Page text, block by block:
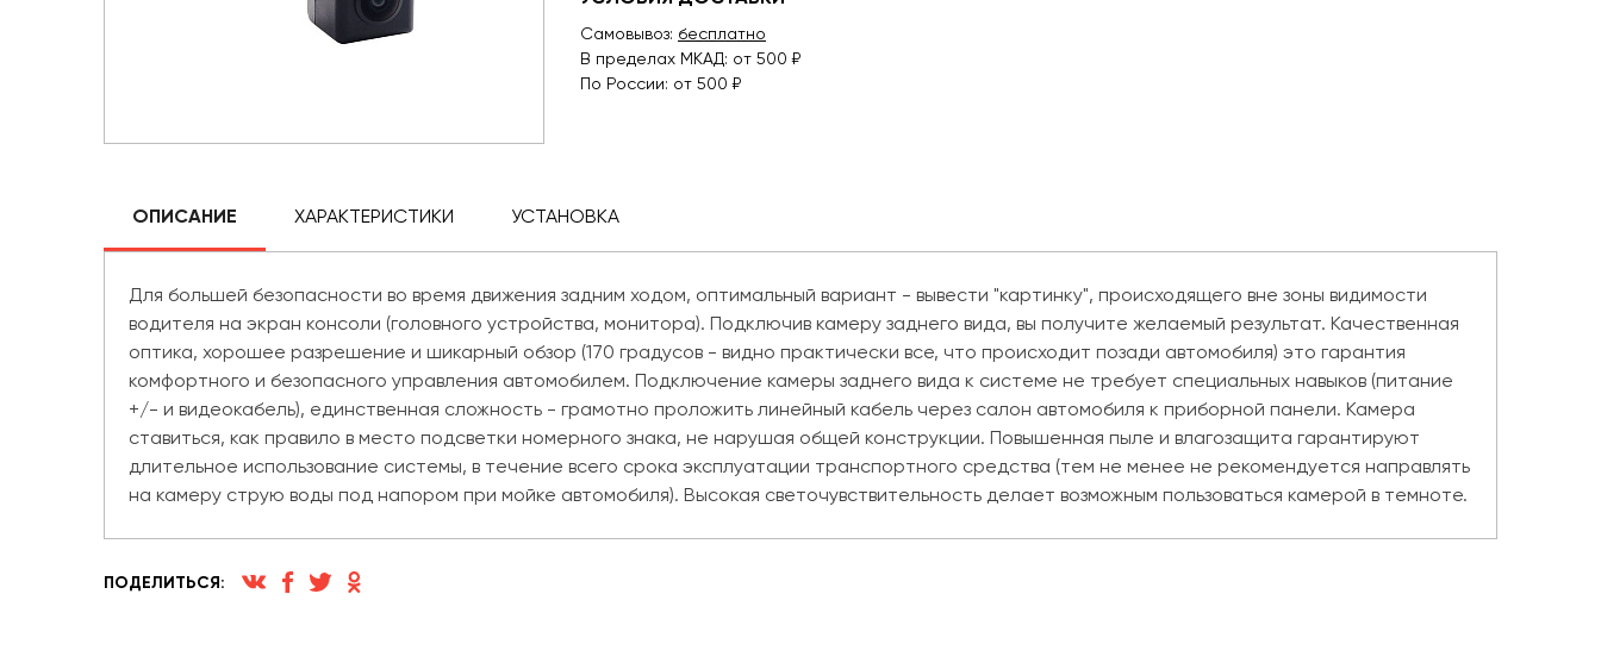
Самовывоз: бесплатно
В пределах МКАД: от 500 ₽
По России: от 500 ₽
ОПИСАНИЕ ХАРАКТЕРИСТИКИ УСТАНОВКА
Для большей безопасности во время движения задним ходом, оптимальный вариант - вывести "картинку", происходящего вне зоны видимости
водителя на экран консоли (головного устройства, монитора). Подключив камеру заднего вида, вы получите желаемый результат. Качественная
оптика, хорошее разрешение и шикарный обзор (170 градусов - видно практически все, что происходит позади автомобиля) это гарантия
комфортного и безопасного управления автомобилем. Подключение камеры заднего вида к системе не требует специальных навыков (питание
+/- и видеокабель), единственная сложность - грамотно проложить линейный кабель через салон автомобиля к приборной панели. Камера
ставиться, как правило в место подсветки номерного знака, не нарушая общей конструкции. Повышенная пыле и влагозащита гарантируют
длительное использование системы, в течение всего срока эксплуатации транспортного средства (тем не менее не рекомендуется направлять
на камеру струю воды под напором при мойке автомобиля). Высокая светочувствительность делает возможным пользоваться камерой в темноте.
ПОДЕЛИТЬСЯ: